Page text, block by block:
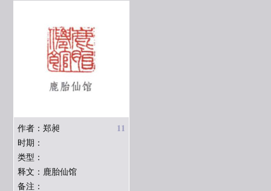
11
作者：郑昶
时期：
类型：
释文：鹿胎仙馆
备注：